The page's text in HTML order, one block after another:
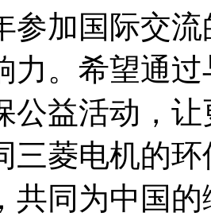
参加国际交
力。希望通
公益活动，
三菱电机的
共同为中国